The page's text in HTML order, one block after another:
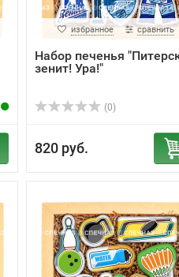
избранное сравнить
Набор печенья
зенит! Ура!"
(0)
820 руб.